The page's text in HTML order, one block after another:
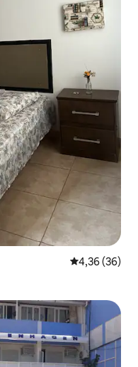
Gemiddelde
4,36 (36)